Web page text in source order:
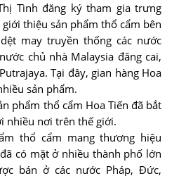
Tình đăng ký tham gia trưng
thiệu sản phẩm thổ cẩm bên
may truyền thống các nước
nước chủ nhà Malaysia đăng cai,
Tại đây, gian hàng Hoa
sản phẩm.
phẩm thổ cẩm Hoa Tiến đã bắt
nhiều nơi trên thế giới.
thổ cẩm mang thương hiệu
có mặt ở nhiều thành phố lớn
bán ở các nước Pháp, Đức,